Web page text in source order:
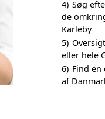
4) Søg
de
Karleby
5)
eller hele
6) Find
af